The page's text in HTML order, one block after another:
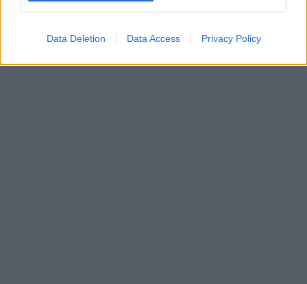
Data Deletion Data Access Privacy Policy